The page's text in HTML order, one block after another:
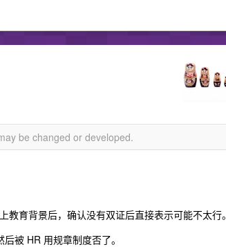
be changed or developed.
育背景后，确认没有双证后直接表示可能不太行。
被 HR 用规章制度否了。